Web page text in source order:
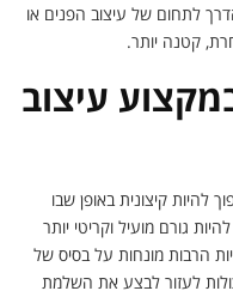
לתחום של עיצוב הפנים או
קטנה יותר.
עיצוב
להיות קיצונית באופן שבו
גורם מועיל וקריטי יותר
הרבות מונחות על בסיס של
לעזור לבצע את השלמת